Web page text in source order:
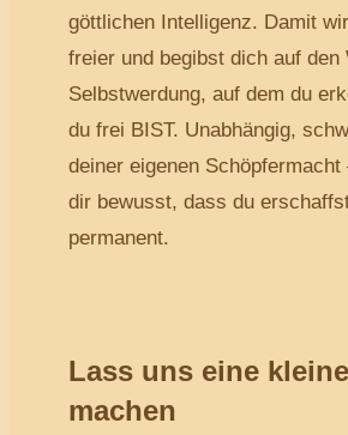
göttlichen Intelligenz. Damit
freier und begibst dich auf den
Selbstwerdung, auf dem du
du frei BIST. Unabhängig,
deiner eigenen
dir bewusst, dass du
permanent.
Lass uns eine
machen